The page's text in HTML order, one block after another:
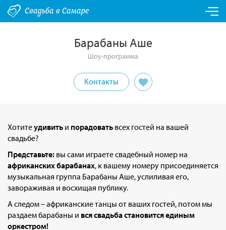
Барабаны Аше
Шоу-программа
Контакты
Хотитеудивить и порадовать всех гостей на вашей
свадьбе?
Представьте: вы сами играете свадебный номер на
африканских барабанах, к вашему номеру присоединяется
музыкальная группа Барабаны Аше, услиливая его,
завораживая и восхищая публику.
А следом – африканские танцы от ваших гостей, потом мы
раздаем барабаны и вся свадьба становится единым
оркестром!